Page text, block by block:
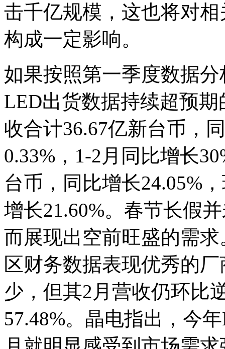
击千亿规模，这也将对
构成一定影响。
如果按照第一季度数据
LED出货数据持续超预
收合计36.67亿新台币，
0.33%，1-2月同比增长
台币，同比增长24.05%
增长21.60%。春节长假
而展现出空前旺盛的需
区财务数据表现优秀的
少，但其2月营收仍环比
57.48%。晶电指出，今